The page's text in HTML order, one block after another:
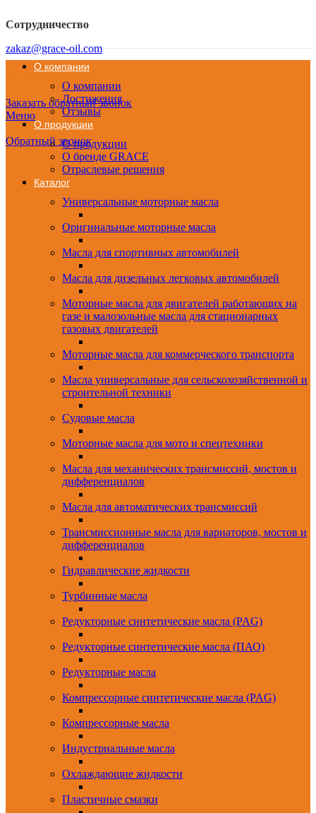
Сотрудничество
zakaz@grace-oil.com
8 (800) 234-50-17
Заказать обратный звонок
Меню
Обратный звонок
О компании
О компании
Достижения
Отзывы
О продукции
О продукции
О бренде GRACE
Отраслевые решения
Каталог
Универсальные моторные масла
Оригинальные моторные масла
Масла для спортивных автомобилей
Масла для дизельных легковых автомобилей
Моторные масла для двигателей работающих на
газе и малозольные масла для стационарных
газовых двигателей
Моторные масла для коммерческого транспорта
Масла универсальные для сельскохозяйственной и
строительной техники
Судовые масла
Моторные масла для мото и спецтехники
Масла для механических трансмиссий, мостов и
дифференциалов
Масла для автоматических трансмиссий
Трансмиссионные масла для вариаторов, мостов и
дифференциалов
Гидравлические жидкости
Турбинные масла
Редукторные синтетические масла (PAG)
Редукторные синтетические масла (ПАО)
Редукторные масла
Компрессорные синтетические масла (PAG)
Компрессорные масла
Индустриальные масла
Охлаждающие жидкости
Пластичные смазки